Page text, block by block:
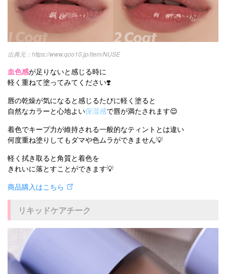
https://www.qoo10.jp/item/NUSE
血色感が足りないと感じる時に
軽く重ねて塗ってみてください❣️
唇の乾燥が気になると感じるたびに軽く塗ると
自然なカラーと心地よい保湿感で唇が満たされます😌
着色でキープ力が維持される一般的なティントとは違い
何度重ね塗りしてもダマや色ムラができません💡
軽く拭き取ると角質と着色を
きれいに落とすことができます💡
商品購入はこちら
リキッドケアチーク